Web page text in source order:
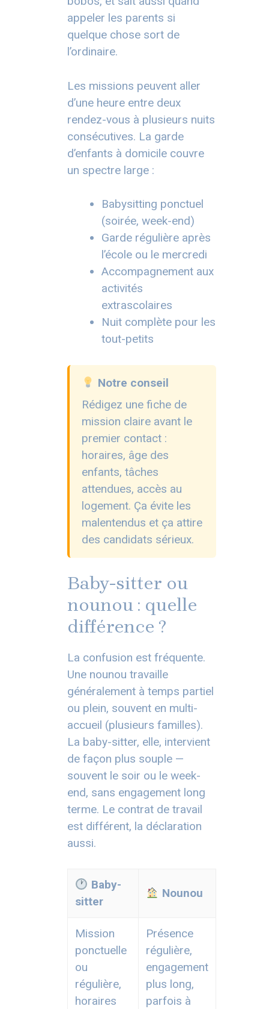
appeler les parents si
quelque chose sort de
l’ordinaire.
Les missions peuvent aller
d’une heure entre deux
rendez-vous à plusieurs nuits
consécutives. La garde
d’enfants à domicile couvre
un spectre large :
Babysitting ponctuel
(soirée, week-end)
Garde régulière après
l’école ou le mercredi
Accompagnement aux
activités
extrascolaires
Nuit complète pour les
tout-petits
Notre conseil
Rédigez une fiche de
mission claire avant le
premier contact :
horaires, âge des
enfants, tâches
attendues, accès au
logement. Ça évite les
malentendus et ça attire
des candidats sérieux.
Baby-sitter ou
nounou : quelle
différence ?
La confusion est fréquente.
Une nounou travaille
généralement à temps partiel
ou plein, souvent en multi-
accueil (plusieurs familles).
La baby-sitter, elle, intervient
de façon plus souple —
souvent le soir ou le week-
end, sans engagement long
terme. Le contrat de travail
est différent, la déclaration
aussi.
Baby-
sitter
Nounou
Mission
ponctuelle
ou
régulière,
horaires
Présence
régulière,
engagement
plus long,
parfois à